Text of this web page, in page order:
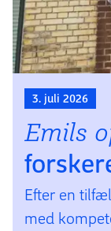
3. juli 2026
Emils
Efter en
med